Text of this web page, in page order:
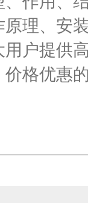
理、安
户提供
格优惠